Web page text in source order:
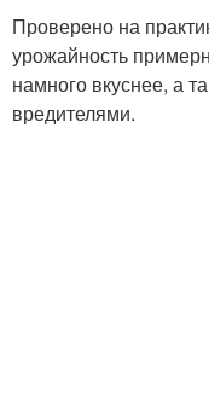
Проверено на
урожайность
намного вкуснее, а
вредителями.